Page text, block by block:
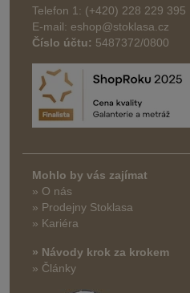
Telefon 1: (+420) 228 229 395
E-mail: eshop@stoklasa.cz
Číslo účtu: 5487372/0800
Mohlo by vás zajímat
» O nás
» Prodejny Stoklasa
» Kariéra
» Návody krok za krokem
» Články